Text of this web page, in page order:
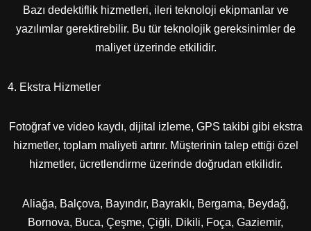
Bazı dedektiflik hizmetleri, ileri teknoloji ekipmanlar ve
yazılımlar gerektirebilir. Bu tür teknolojik gereksinimler de
maliyet üzerinde etkilidir.
Ekstra Hizmetler
Fotoğraf ve video kaydı, dijital izleme, GPS takibi gibi ekstra
hizmetler, toplam maliyeti artırır. Müşterinin talep ettiği özel
hizmetler, ücretlendirme üzerinde doğrudan etkilidir.
Aliağa, Balçova, Bayındır, Bayraklı, Bergama, Beydağ,
Bornova, Buca, Çeşme, Çiğli, Dikili, Foça, Gaziemir,